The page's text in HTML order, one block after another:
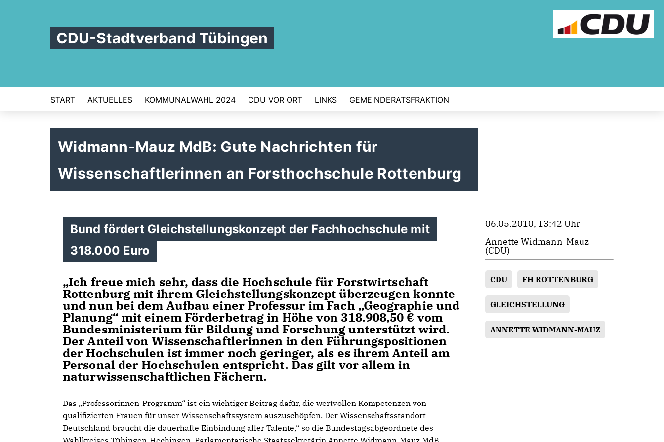
CDU-Stadtverband Tübingen
START AKTUELLES KOMMUNALWAHL 2024 CDU VOR ORT LINKS GEMEINDERATSFRAKTION
Widmann-Mauz MdB: Gute Nachrichten für
Wissenschaftlerinnen an Forsthochschule Rottenburg
Bund fördert Gleichstellungskonzept der Fachhochschule mit
318.000 Euro
Ich freue mich sehr, dass die Hochschule für Forstwirtschaft
Rottenburg mit ihrem Gleichstellungskonzept überzeugen konnte
und nun bei dem Aufbau einer Professur im Fach „Geographie und
Planung“ mit einem Förderbetrag in Höhe von 318.908,50 € vom
Bundesministerium für Bildung und Forschung unterstützt wird.
Der Anteil von Wissenschaftlerinnen in den Führungspositionen
der Hochschulen ist immer noch geringer, als es ihrem Anteil am
Personal der Hochschulen entspricht. Das gilt vor allem in
naturwissenschaftlichen Fächern.
Das „Professorinnen-Programm“ ist ein wichtiger Beitrag dafür, die wertvollen Kompetenzen von
qualifizierten Frauen für unser Wissenschaftssystem auszuschöpfen. Der Wissenschaftsstandort
Deutschland braucht die dauerhafte Einbindung aller Talente,“ so die Bundestagsabgeordnete des
Wahlkreises Tübingen-Hechingen, Parlamentarische Staatssekretärin Annette Widmann-Mauz MdB.
06.05.2010, 13:42 Uhr
Annette Widmann-Mauz
(CDU)
CDU FH ROTTENBURG
GLEICHSTELLUNG
ANNETTE WIDMANN-MAUZ